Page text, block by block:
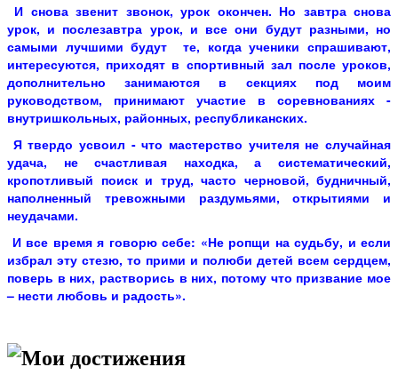
И снова звенит звонок, урок окончен. Но завтра снова
урок, и послезавтра урок, и все они будут разными, но
самыми лучшими будут те, когда ученики спрашивают,
интересуются, приходят в спортивный зал после уроков,
дополнительно занимаются в секциях под моим
руководством, принимают участие в соревнованиях -
внутришкольных, районных, республиканских.
Я твердо усвоил - что мастерство учителя не случайная
удача, не счастливая находка, а систематический,
кропотливый поиск и труд, часто черновой, будничный,
наполненный тревожными раздумьями, открытиями и
неудачами.
И все время я говорю себе: «Не ропщи на судьбу, и если
избрал эту стезю, то прими и полюби детей всем сердцем,
поверь в них, растворись в них, потому что призвание мое
– нести любовь и радость».
Мои достижения